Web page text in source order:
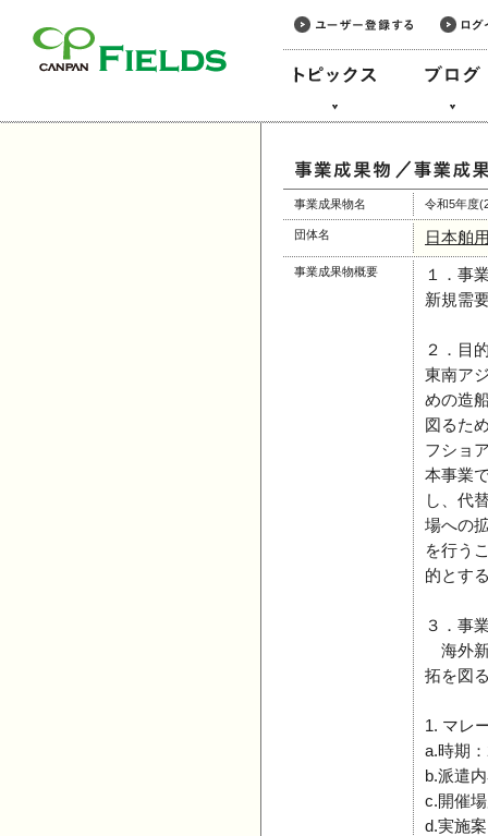
事業成果物名 令和5年度
団体名 日本舶
事業成果物概要
１．事
新規需
２．目
東南ア
めの造
図るた
フショ
本事業
し、代
場への
を行う
的とす
３．事
海外新
拓を図
1. マレ
a.時期
b.派遣
c.開催
d.実施案